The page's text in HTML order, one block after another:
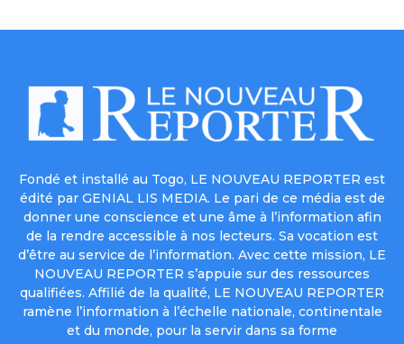
Fondé et installé au Togo, LE NOUVEAU REPORTER est
édité par GENIAL LIS MEDIA. Le pari de ce média est de
donner une conscience et une âme à l’information afin
de la rendre accessible à nos lecteurs. Sa vocation est
d’être au service de l’information. Avec cette mission, LE
NOUVEAU REPORTER s’appuie sur des ressources
qualifiées. Affilié de la qualité, LE NOUVEAU REPORTER
ramène l’information à l’échelle nationale, continentale
et du monde, pour la servir dans sa forme